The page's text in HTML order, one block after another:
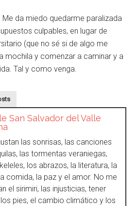
da miedo quedarme paralizada
culpables, en lugar de
(que no sé si de algo me
mochila y comenzar a caminar y a
Tal y como venga.
San Salvador del Valle
las sonrisas, las canciones
las tormentas veraniegas,
los abrazos, la literatura, la
comida, la paz y el amor. No me
el sirimiri, las injusticias, tener
pies, el cambio climático y los